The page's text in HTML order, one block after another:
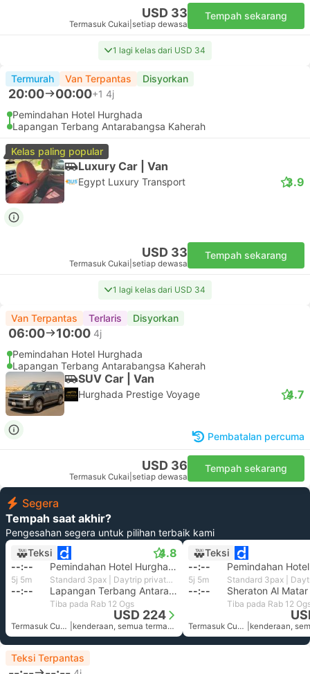
USD 33
Termasuk Cukai setiap dewasa
Tempah sekarang
1 lagi kelas dari USD 34
Termurah Van Terpantas Disyorkan
20:00 00:00+1 4j
Pemindahan Hotel Hurghada
Lapangan Terbang Antarabangsa Kaherah
Kelas paling popular
Luxury Car | Van
Egypt Luxury Transport 3.9
USD 33
Termasuk Cukai setiap dewasa
Tempah sekarang
1 lagi kelas dari USD 34
Van Terpantas Terlaris Disyorkan
06:00 10:00 4j
Pemindahan Hotel Hurghada
Lapangan Terbang Antarabangsa Kaherah
SUV Car | Van
Hurghada Prestige Voyage 4.7
Pembatalan percuma
USD 36
Termasuk Cukai setiap dewasa
Tempah sekarang
Segera
Tempah saat akhir?
Pengesahan segera untuk pilihan terbaik kami
Teksi
4.8
--:-- Pemindahan Hotel Hurghada
5j 5m Standard 3pax | Daytrip private transfer with English speaking driver
--:-- Lapangan Terbang Antarabangsa Kaherah
Tiba pada Rab 12 Ogs
USD 224
Termasuk Cukai kenderaan, semua termasuk
Teksi
--:--
5j 5m
--:--
Tiba pada Rab 12
Termasuk Cukai
Teksi Terpantas